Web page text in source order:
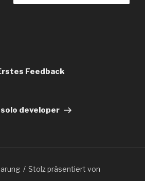
Feedback
developer
Stolz präsentiert von